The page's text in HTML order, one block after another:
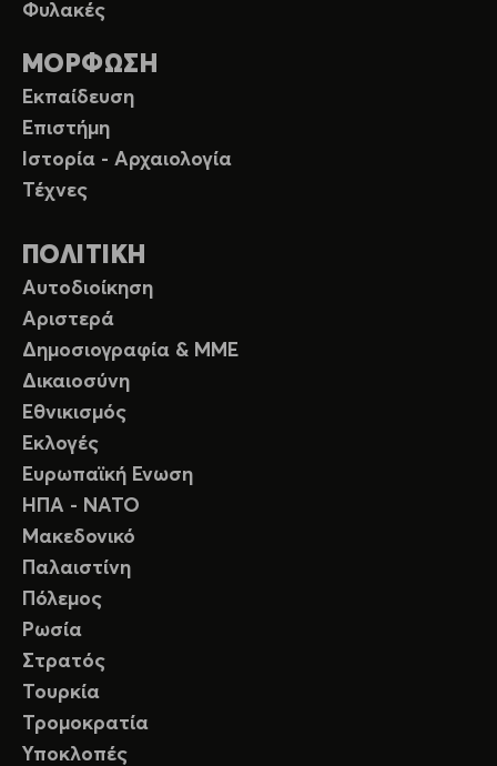
Φυλακές
ΜΟΡΦΩΣΗ
Εκπαίδευση
Επιστήμη
Ιστορία - Αρχαιολογία
Τέχνες
ΠΟΛΙΤΙΚΗ
Αυτοδιοίκηση
Αριστερά
Δημοσιογραφία & ΜΜΕ
Δικαιοσύνη
Εθνικισμός
Εκλογές
Ευρωπαϊκή Ενωση
ΗΠΑ - ΝΑΤΟ
Μακεδονικό
Παλαιστίνη
Πόλεμος
Ρωσία
Στρατός
Τουρκία
Τρομοκρατία
Υποκλοπές